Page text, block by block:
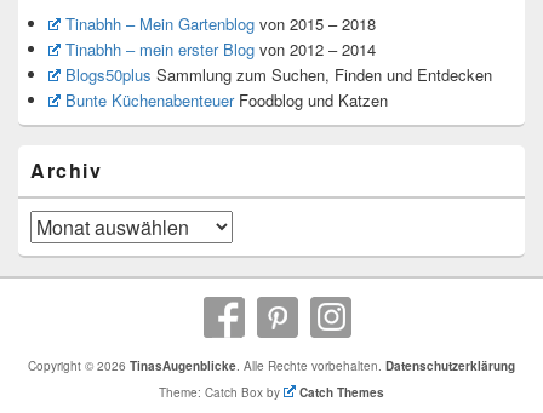
Tinabhh – Mein Gartenblogvon 2015 – 2018
Tinabhh – mein erster Blogvon 2012 – 2014
Blogs50plus Sammlung zum Suchen, Finden und Entdecken
Bunte KüchenabenteuerFoodblog und Katzen
Archiv
Archiv
Copyright © 2026 TinasAugenblicke . Alle Rechte vorbehalten. Datenschutzerklärung
Theme: Catch Box by
Catch Themes